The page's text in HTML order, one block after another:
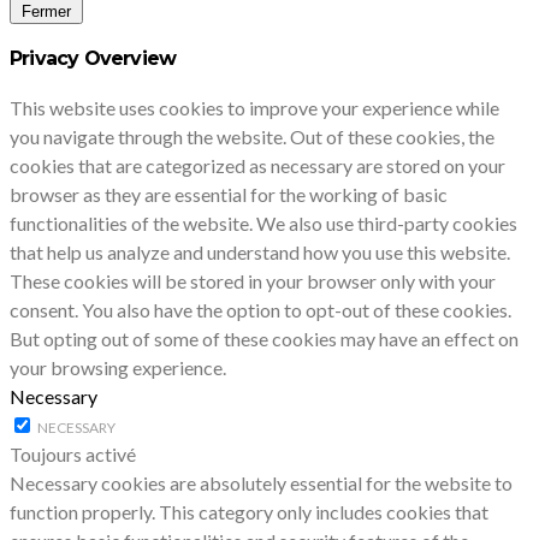
Fermer
Privacy Overview
This website uses cookies to improve your experience while
you navigate through the website. Out of these cookies, the
cookies that are categorized as necessary are stored on your
browser as they are essential for the working of basic
functionalities of the website. We also use third-party cookies
that help us analyze and understand how you use this website.
These cookies will be stored in your browser only with your
consent. You also have the option to opt-out of these cookies.
But opting out of some of these cookies may have an effect on
your browsing experience.
Necessary
NECESSARY
Toujours activé
Necessary cookies are absolutely essential for the website to
function properly. This category only includes cookies that